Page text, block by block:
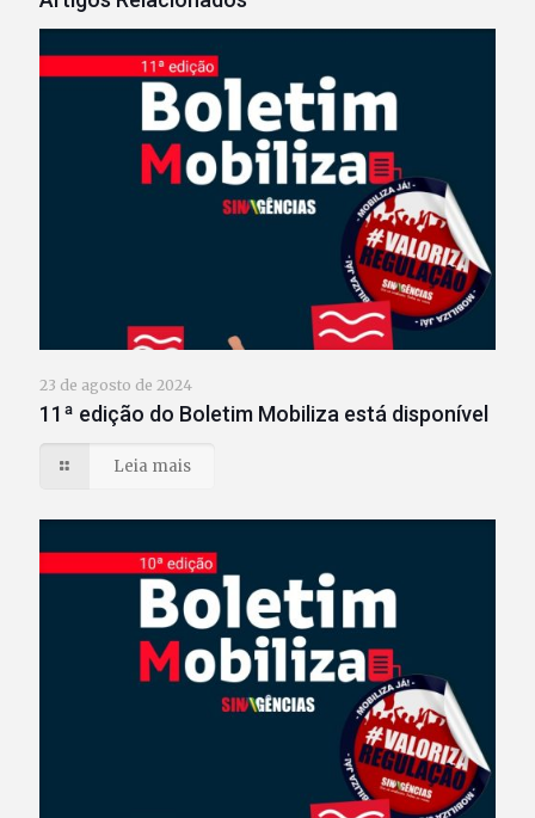
23 de agosto de 2024
11ª edição do Boletim Mobiliza está disponível
Leia mais